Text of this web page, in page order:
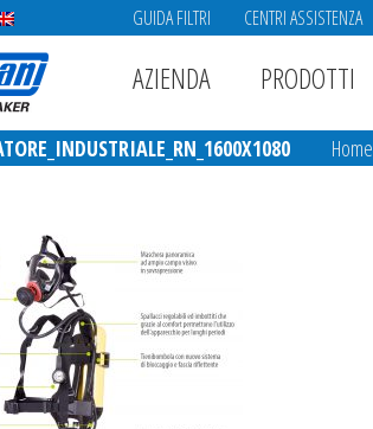
GUIDA FILTRI CENTRI ASSISTENZA
AZIENDA PRODOTTI
Home